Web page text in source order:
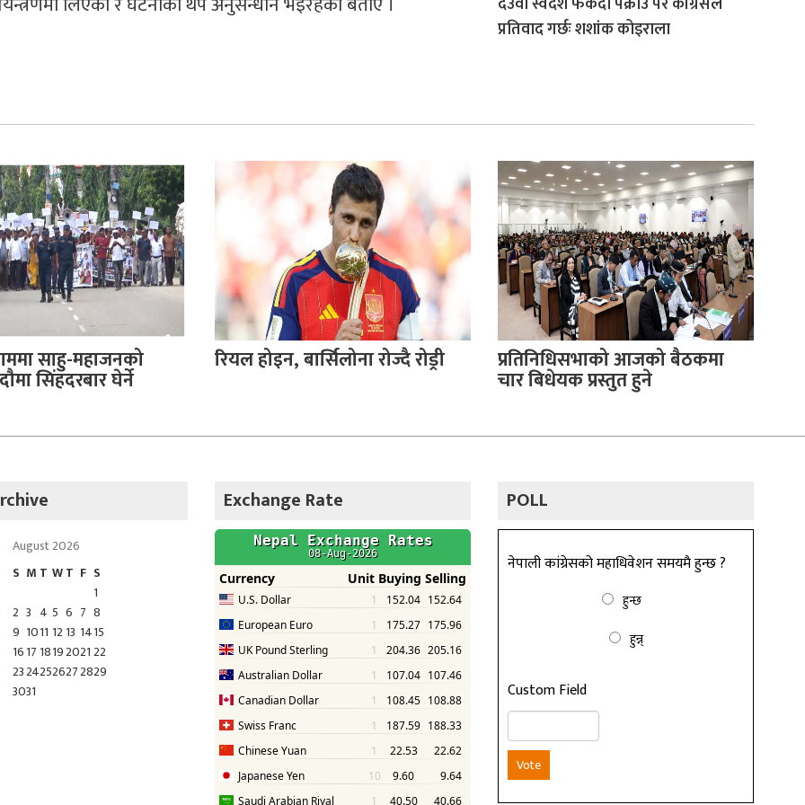
प्रतिवाद गर्छः शशांक कोइराला
साहु-महाजनको
सिंहदरबार घेर्ने
रियल होइन, बार्सिलोना रोज्दै रोड्री प्रतिनिधिसभाको आजको बैठकमा
चार बिधेयक प्रस्तुत हुने
August 2026
S M T WT F S
1
2 3 4 5 6 7 8
9 1011 12 13 1415
1617 1819202122
23242526272829
3031
Exchange Rate POLL
नेपाली कांग्रेसको महाधिवेशन समयमै हुन्छ ?
हुन्छ
हुन्न्
Custom Field
Vote